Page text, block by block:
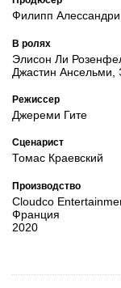
Филипп Алессандри
В ролях
Элисон Ли
Джастин
Режиссер
Джереми Гите
Сценарист
Томас Краевский
Производство
Cloudco
Франция
2020